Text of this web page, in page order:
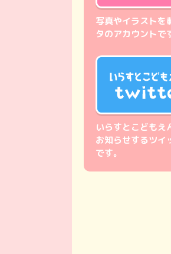
写真やイラストを
タのアカウントで
いらすとこどもえ
お知らせするツイ
です。